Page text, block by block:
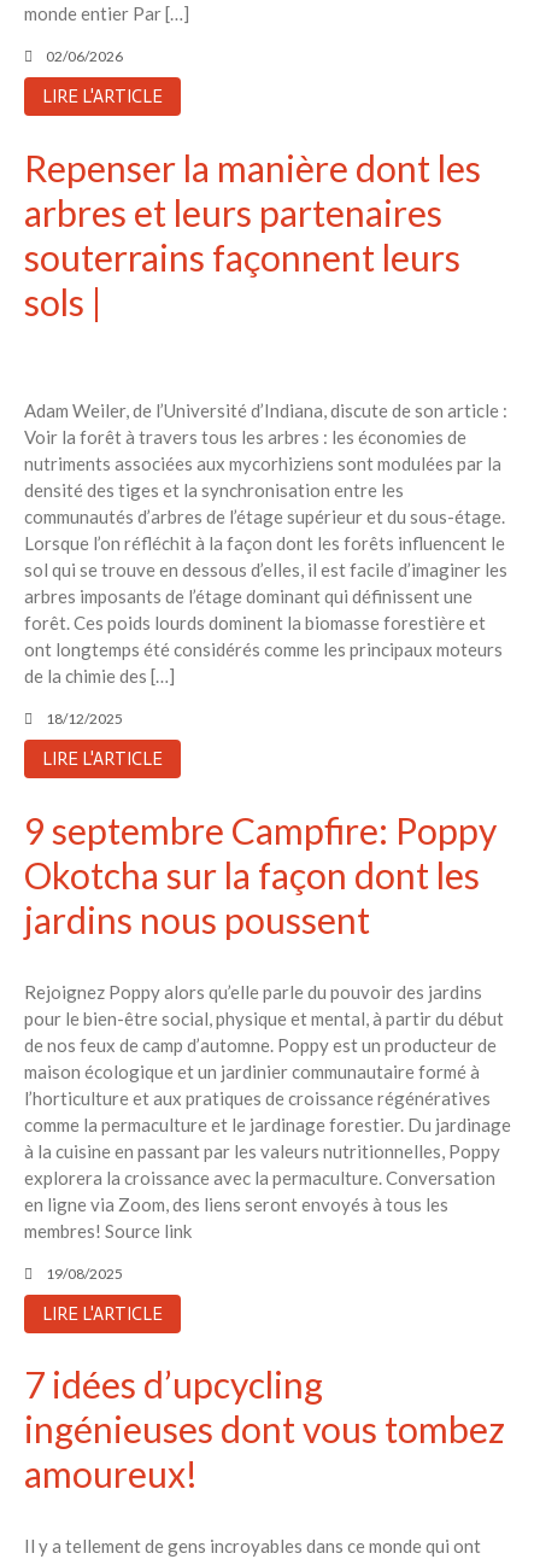
monde entier Par […]
02/06/2026
LIRE L'ARTICLE
Repenser la manière dont les
arbres et leurs partenaires
souterrains façonnent leurs
sols |
Adam Weiler, de l’Université d’Indiana, discute de son article :
Voir la forêt à travers tous les arbres : les économies de
nutriments associées aux mycorhiziens sont modulées par la
densité des tiges et la synchronisation entre les
communautés d’arbres de l’étage supérieur et du sous-étage.
Lorsque l’on réfléchit à la façon dont les forêts influencent le
sol qui se trouve en dessous d’elles, il est facile d’imaginer les
arbres imposants de l’étage dominant qui définissent une
forêt. Ces poids lourds dominent la biomasse forestière et
ont longtemps été considérés comme les principaux moteurs
de la chimie des […]
18/12/2025
LIRE L'ARTICLE
9 septembre Campfire: Poppy
Okotcha sur la façon dont les
jardins nous poussent
Rejoignez Poppy alors qu’elle parle du pouvoir des jardins
pour le bien-être social, physique et mental, à partir du début
de nos feux de camp d’automne. Poppy est un producteur de
maison écologique et un jardinier communautaire formé à
l’horticulture et aux pratiques de croissance régénératives
comme la permaculture et le jardinage forestier. Du jardinage
à la cuisine en passant par les valeurs nutritionnelles, Poppy
explorera la croissance avec la permaculture. Conversation
en ligne via Zoom, des liens seront envoyés à tous les
membres! Source link
19/08/2025
LIRE L'ARTICLE
7 idées d’upcycling
ingénieuses dont vous tombez
amoureux!
Il y a tellement de gens incroyables dans ce monde qui ont